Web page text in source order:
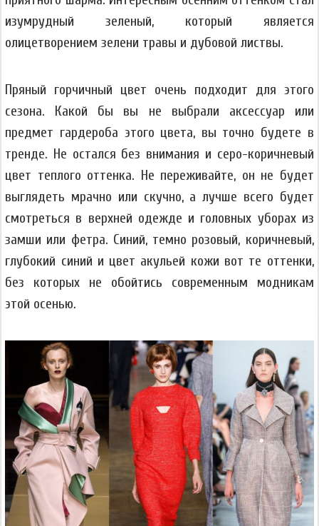
изумрудный зеленый, который является
олицетворением зелени травы и дубовой листвы.
Пряный горчичный цвет очень подходит для этого
сезона. Какой бы вы не выбрали аксессуар или
предмет гардероба этого цвета, вы точно будете в
тренде. Не остался без внимания и серо-коричневый
цвет теплого оттенка. Не переживайте, он не будет
выглядеть мрачно или скучно, а лучше всего будет
смотреться в верхней одежде и головных уборах из
замши или фетра. Синий, темно розовый, коричневый,
глубокий синий и цвет акульей кожи вот те оттенки,
без которых не обойтись современным модникам
этой осенью.